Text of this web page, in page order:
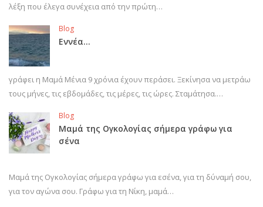
λέξη που έλεγα συνέχεια από την πρώτη…
Blog
Εννέα…
γράφει η Μαμά Μένια 9 χρόνια έχουν περάσει. Ξεκίνησα να μετράω
τους μήνες, τις εβδομάδες, τις μέρες, τις ώρες. Σταμάτησα.…
Blog
Μαμά της Ογκολογίας σήμερα γράφω για
σένα
Μαμά της Ογκολογίας σήμερα γράφω για εσένα, για τη δύναμή σου,
για τον αγώνα σου. Γράφω για τη Νίκη, μαμά…